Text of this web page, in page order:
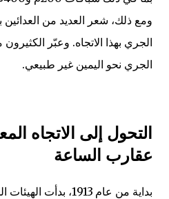
ومع ذلك، شعر العديد من العدائين
الجري بهذا الاتجاه. وعبّر
الجري نحو اليمين غير طبيعي.
التحول إلى الاتجاه
عقارب الساعة
بداية من عام 1913،